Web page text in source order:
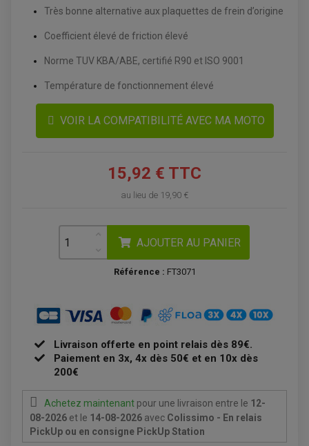
BAGAGERIE
SELLE CONFORT
SUPPORT TOP CASE
SUPPORT VALISE LATERAL
TOP CASE ET VALISES
GUIDON QUAD
KIT DÉCO QUAD / SSV
KIT POIGNÉE DE GAZ QUAD
COFFRE / TOP CASE QUAD
TREUIL ET ATTELAGE QUAD-SSV
ÉCHAPPEMENT QUAD
ÉCHAPPEMENT QUAD
ENTRETIEN QUAD / SSV
ÉQUIPEMENT ÉLECTRIQUE
ACCESSOIRES ÉLECTRIQUE ENDURO
PLAQUE PHARE
DÉMARREUR
CONDENSATEUR
COUPE-CONTACT
Très bonne alternative aux plaquettes de frein d’origine
Coefficient élevé de friction élevé
Norme TUV KBA/ABE, certifié R90 et ISO 9001
Température de fonctionnement élevé
VOIR LA COMPATIBILITÉ AVEC MA MOTO
15,92 € TTC
au lieu de 19,90 €
AJOUTER AU PANIER
Référence : FT3071
Livraison offerte en point relais dès 89€.
Paiement en 3x, 4x dès 50€ et en 10x dès
200€
Achetez maintenant pour une livraison entre le 12-
08-2026 et le 14-08-2026 avec Colissimo - En relais
PickUp ou en consigne PickUp Station